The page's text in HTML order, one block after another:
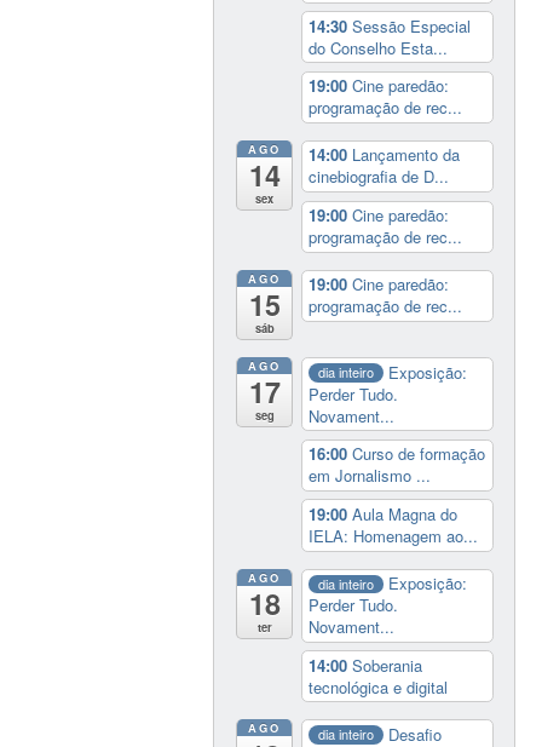
14:30Sessão Especial
do Conselho Esta...
19:00Cine paredão:
programação de rec...
AGO
14
sex
14:00 Lançamento da
cinebiografia de D...
19:00Cine paredão:
programação de rec...
AGO
15
sáb
19:00Cine paredão:
programação de rec...
AGO
17
seg
dia inteiro
Exposição:
Perder Tudo.
Novament...
16:00Curso de formação
em Jornalismo ...
19:00Aula Magna do
IELA: Homenagem ao...
AGO
18
ter
dia inteiro
Exposição:
Perder Tudo.
Novament...
14:00Soberania
tecnológica e digital
AGO dia inteiro
Desafio